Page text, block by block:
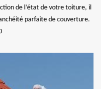
de l’état de votre toiture, il
parfaite de couverture.